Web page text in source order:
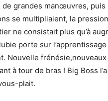
de grandes manœuvres,
se multipliaient, la
ne consistait plus qu’à
porte sur
Nouvelle
à tour de bras ! Big Boss
plait.